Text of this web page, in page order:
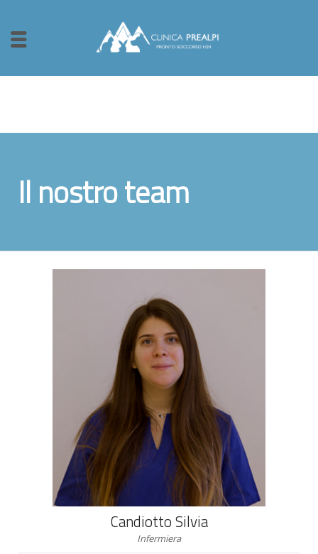
Il nostro team
Candiotto Silvia
Infermiera